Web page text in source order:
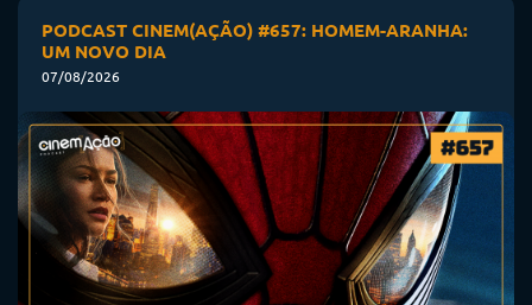
PODCAST CINEM(AÇÃO) #657: HOMEM-ARANHA:
UM NOVO DIA
07/08/2026